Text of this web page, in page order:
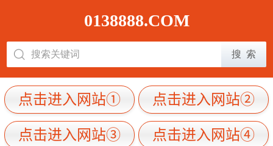
0138888.COM